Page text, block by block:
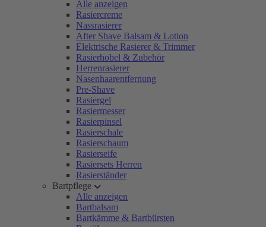
Alle anzeigen
Rasiercreme
Nassrasierer
After Shave Balsam & Lotion
Elektrische Rasierer & Trimmer
Rasierhobel & Zubehör
Herrenrasierer
Nasenhaarentfernung
Pre-Shave
Rasiergel
Rasiermesser
Rasierpinsel
Rasierschale
Rasierschaum
Rasierseife
Rasiersets Herren
Rasierständer
Bartpflege
Alle anzeigen
Bartbalsam
Bartkämme & Bartbürsten